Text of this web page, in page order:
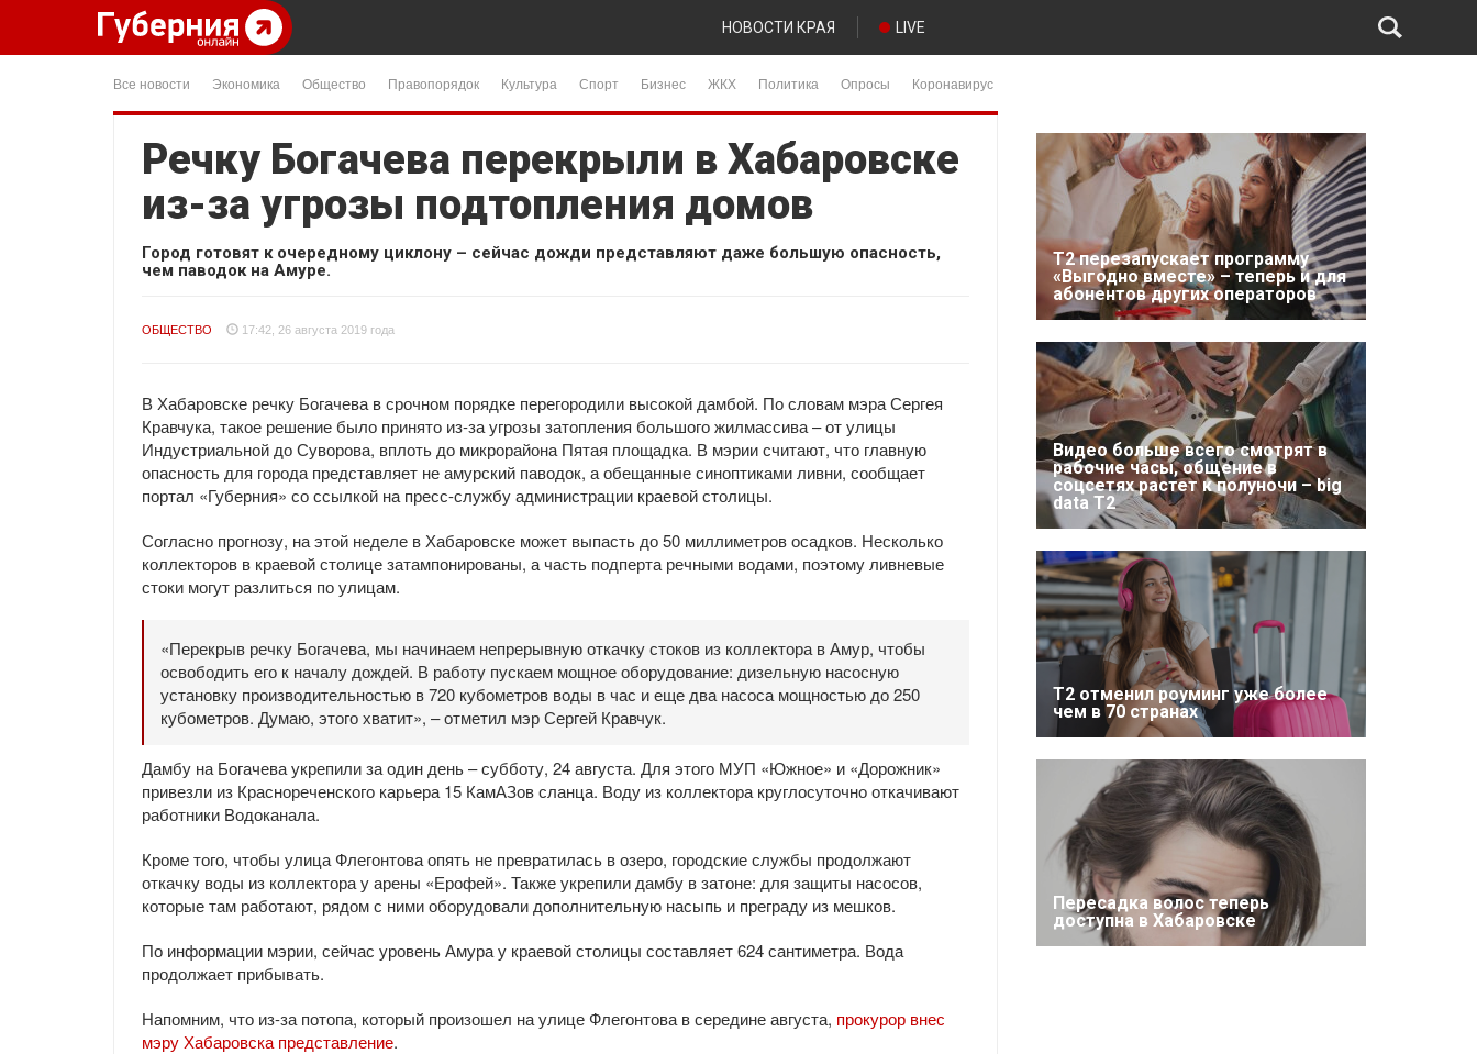
НОВОСТИ КРАЯ LIVE
Все новости Экономика Общество Правопорядок Культура Спорт Бизнес ЖКХ Политика Опросы Коронавирус
Речку Богачева перекрыли в Хабаровске
из-за угрозы подтопления домов
Город готовят к очередному циклону – сейчас дожди представляют даже большую опасность,
чем паводок на Амуре.
ОБЩЕСТВО 17:42, 26 августа 2019 года
В Хабаровске речку Богачева в срочном порядке перегородили высокой дамбой. По словам мэра Сергея
Кравчука, такое решение было принято из-за угрозы затопления большого жилмассива – от улицы
Индустриальной до Суворова, вплоть до микрорайона Пятая площадка. В мэрии считают, что главную
опасность для города представляет не амурский паводок, а обещанные синоптиками ливни, сообщает
портал «Губерния» со ссылкой на пресс-службу администрации краевой столицы.
Согласно прогнозу, на этой неделе в Хабаровске может выпасть до 50 миллиметров осадков. Несколько
коллекторов в краевой столице затампонированы, а часть подперта речными водами, поэтому ливневые
стоки могут разлиться по улицам.
«Перекрыв речку Богачева, мы начинаем непрерывную откачку стоков из коллектора в Амур, чтобы
освободить его к началу дождей. В работу пускаем мощное оборудование: дизельную насосную
установку производительностью в 720 кубометров воды в час и еще два насоса мощностью до 250
кубометров. Думаю, этого хватит», – отметил мэр Сергей Кравчук.
Дамбу на Богачева укрепили за один день – субботу, 24 августа. Для этого МУП «Южное» и «Дорожник»
привезли из Краснореченского карьера 15 КамАЗов сланца. Воду из коллектора круглосуточно откачивают
работники Водоканала.
Кроме того, чтобы улица Флегонтова опять не превратилась в озеро, городские службы продолжают
откачку воды из коллектора у арены «Ерофей». Также укрепили дамбу в затоне: для защиты насосов,
которые там работают, рядом с ними оборудовали дополнительную насыпь и преграду из мешков.
По информации мэрии, сейчас уровень Амура у краевой столицы составляет 624 сантиметра. Вода
продолжает прибывать.
Напомним, что из-за потопа, который произошел на улице Флегонтова в середине августа, прокурор внес
мэру Хабаровска представление.
Т2 перезапускает программу
«Выгодно вместе» – теперь и для
абонентов других операторов
Видео больше всего смотрят в
рабочие часы, общение в
соцсетях растет к полуночи – big
data T2
Т2 отменил роуминг уже более
чем в 70 странах
Пересадка волос теперь
доступна в Хабаровске